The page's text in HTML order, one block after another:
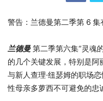
警告：兰德曼第二季第 6 集
兰德曼第二季第六集“灵魂
的几个关键发展，特别是
与新人查理·纽瑟姆的职场
性母亲多萝西不可避免的忠